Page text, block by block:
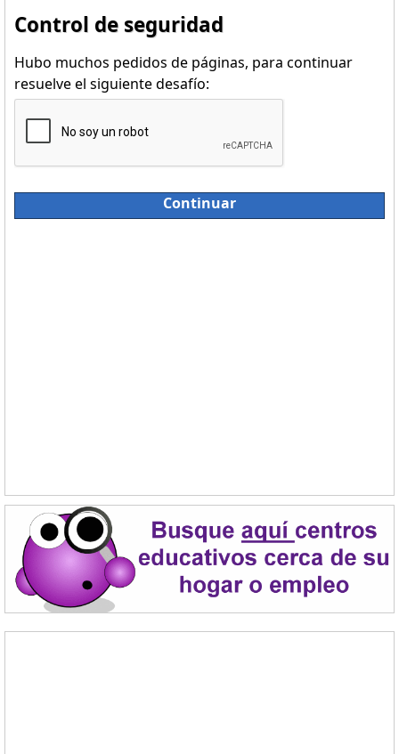
Control de seguridad
Hubo muchos pedidos de páginas, para continuar
resuelve el siguiente desafío:
Continuar